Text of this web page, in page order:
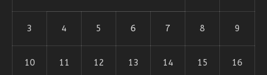
3 4 5 6 7 8 9
10 11 12 13 14 15 16